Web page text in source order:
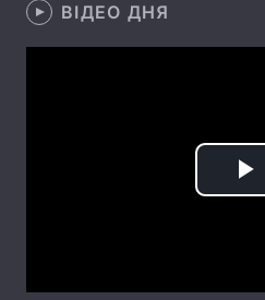
ВІДЕО ДНЯ